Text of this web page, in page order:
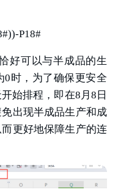
P18#
好可以与半成品的生
0时，为了确保更安全
始排程，即在8月8日
出现半成品生产和成
更好地保障生产的连